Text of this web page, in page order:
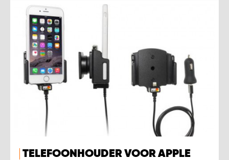
TELEFOONHOUDER VOOR APPLE